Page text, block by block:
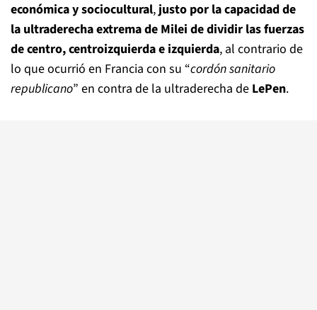
económica y sociocultural,justo por la capacidad de
la ultraderecha extrema de Milei de dividir las fuerzas
de centro, centroizquierda e izquierda, al contrario de
lo que ocurrió en Francia con su “cordón sanitario
republicano” en contra de la ultraderecha de LePen.